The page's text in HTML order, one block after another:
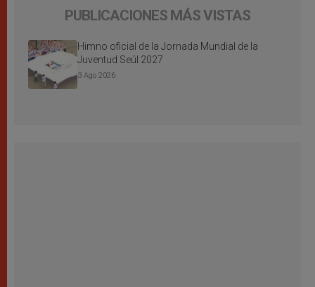
PUBLICACIONES MÁS VISTAS
Himno oficial de la Jornada Mundial de la
Juventud Seúl 2027
3 Ago 2026